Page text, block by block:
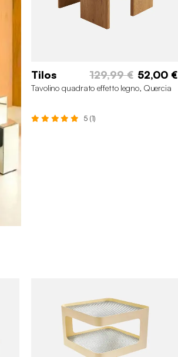
Tilos 129,99 € 52,00 €
Tavolino quadrato effetto legno, Quercia
5 (1)